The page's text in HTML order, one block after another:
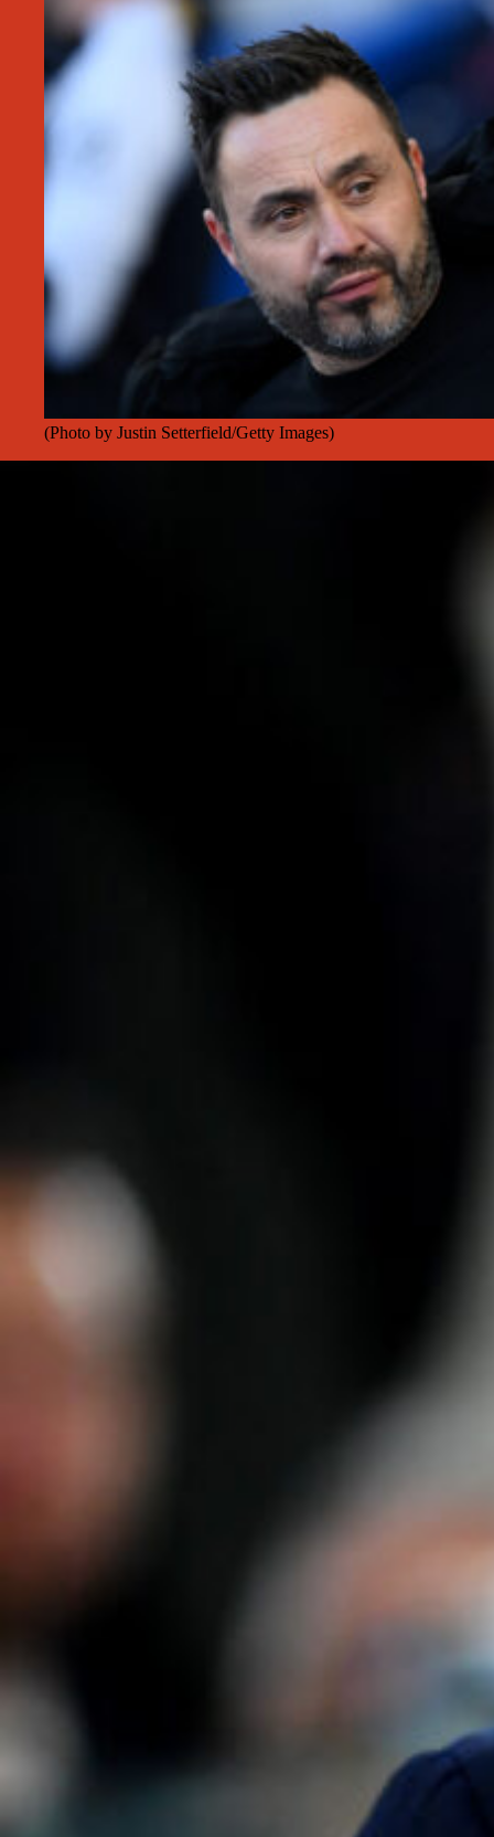
(Photo by Justin Setterfield/Getty Images)